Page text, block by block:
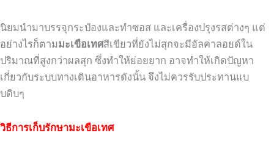
นิยมนำมาบรรจุกระป๋องและทำซอส และเครื่องปรุงรสต่างๆ แต่
อย่างไรก็ตามมะเขือเทศสีเขียวที่ยังไม่สุกจะมีอัลคาลอยด์ใน
ปริมาณที่สูงกว่าผลสุก ซึ่งทำให้ย่อยยาก อาจทำให้เกิดปัญหา
เกี่ยวกับระบบทางเดินอาหารดังนั้น จึงไม่ควรรับประทานแบ
บดิบๆ
วิธีการเก็บรักษามะเขือเทศ